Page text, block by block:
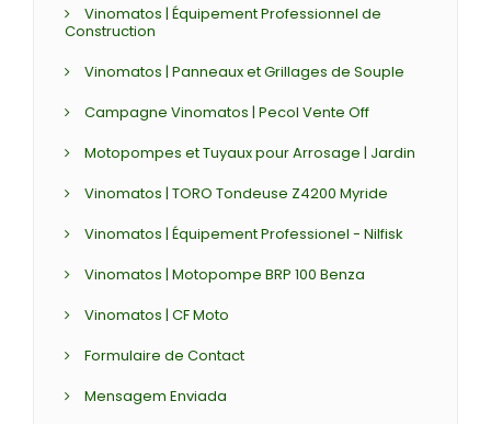
Vinomatos | Équipement Professionnel de
Construction
Vinomatos | Panneaux et Grillages de Souple
Campagne Vinomatos | Pecol Vente Off
Motopompes et Tuyaux pour Arrosage | Jardin
Vinomatos | TORO Tondeuse Z4200 Myride
Vinomatos | Équipement Professionel - Nilfisk
Vinomatos | Motopompe BRP 100 Benza
Vinomatos | CF Moto
Formulaire de Contact
Mensagem Enviada